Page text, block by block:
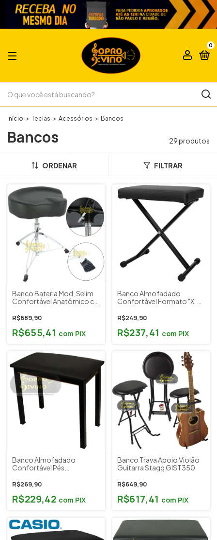
0
Início > Teclas > Acessórios > Bancos
Bancos 29 produtos
ORDENAR FILTRAR
Banco Bateria Mod. Selim
Confortável Anatômico c/
494
R$689,90
R$655,41 com PIX
Banco Almofadado
Confortável Formato "X"
Musical Cód. MBTE01
R$249,90
R$237,41 com PIX
Banco Almofadado
Confortável Pés
Órgão Teclado Saty
R$269,90
R$229,42 com PIX
Banco Trava Apoio Violão
Guitarra Stagg GIST350
R$649,90
R$617,41 com PIX